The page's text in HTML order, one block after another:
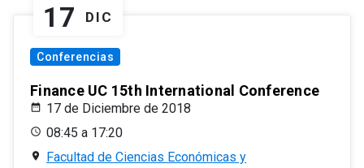
17 DIC
Conferencias
Finance UC 15th International Conference
17 de Diciembre de 2018
08:45 a 17:20
Facultad de Ciencias Económicas y